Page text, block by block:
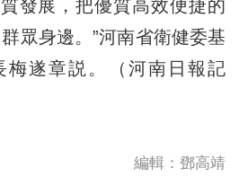
發展，把優質高效便捷的
群眾身邊。”河南省衛健委基
梅遂章説。（河南日報記
編輯：鄧高靖